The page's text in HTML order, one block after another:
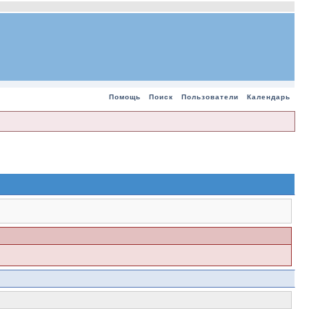
Помощь Поиск Пользователи Календарь